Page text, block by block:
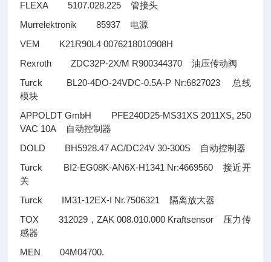
FLEXA 5107.028.225管接头
Murrelektronik 85937 电源
VEM K21R90L4 0076218010908H
Rexroth ZDC32P-2X/M R900344370油压传动阀
Turck BL20-4DO-24VDC-0.5A-P Nr:6827023
总线
模块
APPOLDT GmbH PFE240D25-MS31XS 2011XS, 250
VAC 10A
自动控制器
DOLD BH5928.47 AC/DC24V 30-300S 自动控制器
Turck BI2-EG08K-AN6X-H1341 Nr:4669560 接近开
关
Turck IM31-12EX-I Nr.7506321 隔离放大器
TOX 312029，ZAK 008.010.000 Kraftsensor 压力传
感器
MEN 04M04700.